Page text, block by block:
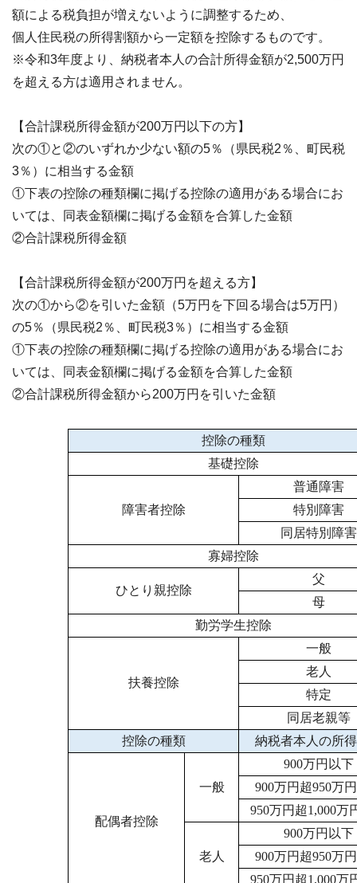
額による税負担が増えないように調整するため、
個人住民税の所得割額から一定額を控除するものです。
※令和3年度より、納税者本人の合計所得金額が2,500万円
を超える方は適用されません。
【合計課税所得金額が200万円以下の方】
次の①と②のいずれか少ない額の5％（県民税2％、町民税
3％）に相当する金額
①下表の控除の種類欄に掲げる控除の適用がある場合にお
いては、同表金額欄に掲げる金額を合算した金額
②合計課税所得金額
【合計課税所得金額が200万円を超える方】
次の①から②を引いた金額（5万円を下回る場合は5万円）
の5％（県民税2％、町民税3％）に相当する金額
①下表の控除の種類欄に掲げる控除の適用がある場合にお
いては、同表金額欄に掲げる金額を合算した金額
②合計課税所得金額から200万円を引いた金額
控除の種類
基礎控除
障害者控除
普通障害
特別障害
同居特別障害
寡婦控除
ひとり親控除
父
母
勤労学生控除
扶養控除
一般
老人
特定
同居老親等
控除の種類
納税者本人の所
配偶者控除
一般
900万円以下
900万円超950万
950万円超1,000万
老人
900万円以下
900万円超950万
950万円超1,000万